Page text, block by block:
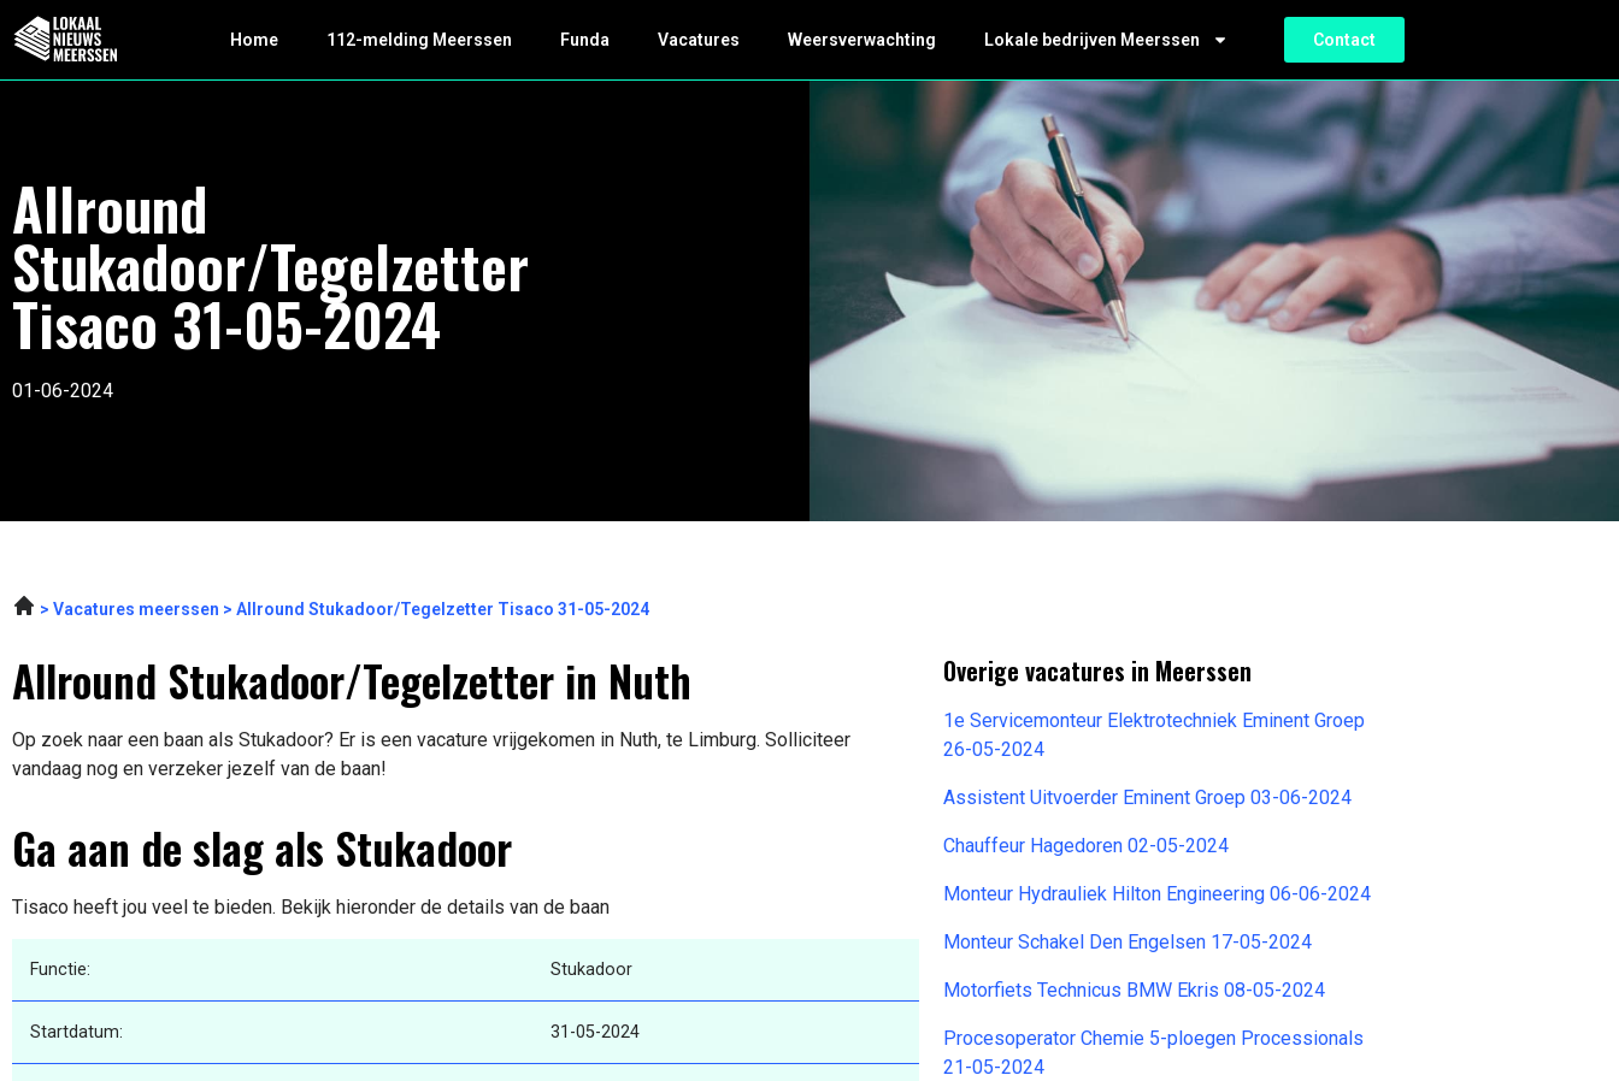
Home 112-melding Meerssen Funda Vacatures Weersverwachting Lokale bedrijven Meerssen Contact
Allround
Stukadoor/Tegelzetter
Tisaco 31-05-2024
01-06-2024
Vacatures meerssen Allround Stukadoor/Tegelzetter Tisaco 31-05-2024
Allround Stukadoor/Tegelzetter in Nuth
Op zoek naar een baan als Stukadoor? Er is een vacature vrijgekomen in Nuth, te Limburg. Solliciteer
vandaag nog en verzeker jezelf van de baan!
Ga aan de slag als Stukadoor
Tisaco heeft jou veel te bieden. Bekijk hieronder de details van de baan
Functie: Stukadoor
Startdatum: 31-05-2024
Overige vacatures in Meerssen
1e Servicemonteur Elektrotechniek Eminent Groep
26-05-2024
Assistent Uitvoerder Eminent Groep 03-06-2024
Chauffeur Hagedoren 02-05-2024
Monteur Hydrauliek Hilton Engineering 06-06-2024
Monteur Schakel Den Engelsen 17-05-2024
Motorfiets Technicus BMW Ekris 08-05-2024
Procesoperator Chemie 5-ploegen Processionals
21-05-2024